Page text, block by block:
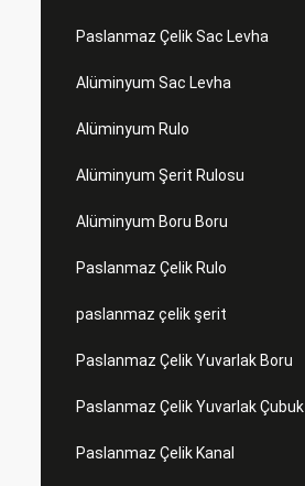
Paslanmaz Çelik Sac Levha
Alüminyum Sac Levha
Alüminyum Rulo
Alüminyum Şerit Rulosu
Alüminyum Boru Boru
Paslanmaz Çelik Rulo
paslanmaz çelik şerit
Paslanmaz Çelik Yuvarlak Boru
Paslanmaz Çelik Yuvarlak Çubuk
Paslanmaz Çelik Kanal